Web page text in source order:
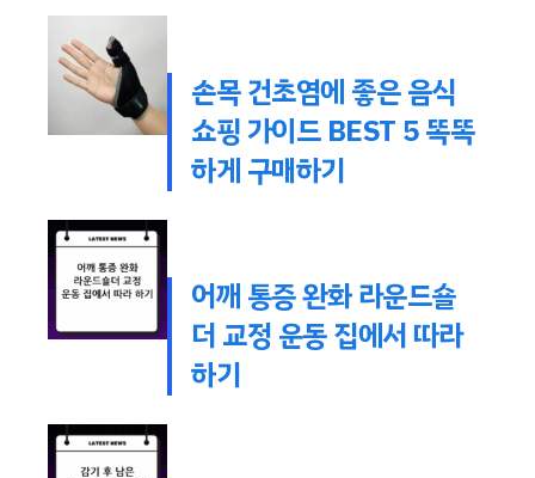
손목 건초염에 좋은 음식
쇼핑 가이드 BEST 5 똑똑
하게 구매하기
어깨 통증 완화 라운드숄
더 교정 운동 집에서 따라
하기